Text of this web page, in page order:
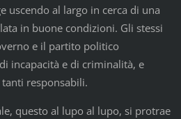
uscendo al largo in cerca di una
in buone condizioni. Gli stessi
e il partito politico
incapacità e di criminalità, e
responsabili.
questo al lupo al lupo, si protrae